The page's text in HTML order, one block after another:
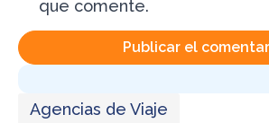
que comente.
Agencias de Viaje